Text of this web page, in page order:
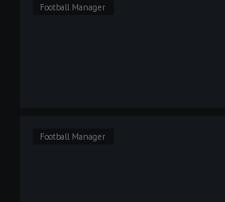
Football Manager
Football Manager